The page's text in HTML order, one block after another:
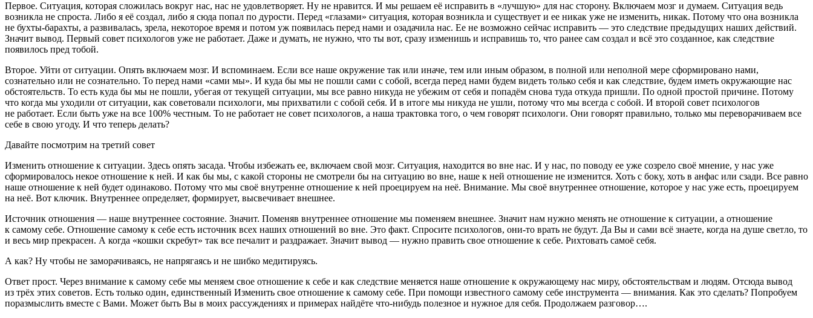
Первое. Ситуация, которая сложилась вокруг нас, нас не удовлетворяет. Ну не нравится. И мы решаем её исправить в «лучшую» для нас сторону. Включаем мозг и думаем. Ситуация ведь
возникла не спроста. Либо я её создал, либо я сюда попал по дурости. Перед «глазами» ситуация, которая возникла и существует и ее никак уже не изменить, никак. Потому что она возникла
не бухты-барахты, а развивалась, зрела, некоторое время и потом уж появилась перед нами и озадачила нас. Ее не возможно сейчас исправить — это следствие предыдущих наших действий.
Значит вывод. Первый совет психологов уже не работает. Даже и думать, не нужно, что ты вот, сразу изменишь и исправишь то, что ранее сам создал и всё это созданное, как следствие
появилось пред тобой.
Второе. Уйти от ситуации. Опять включаем мозг. И вспоминаем. Если все наше окружение так или иначе, тем или иным образом, в полной или неполной мере сформировано нами,
сознательно или не сознательно. То перед нами «сами мы». И куда бы мы не пошли сами с собой, всегда перед нами будем видеть только себя и как следствие, будем иметь окружающие нас
обстоятельств. То есть куда бы мы не пошли, убегая от текущей ситуации, мы все равно никуда не убежим от себя и попадём снова туда откуда пришли. По одной простой причине. Потому
что когда мы уходили от ситуации, как советовали психологи, мы прихватили с собой себя. И в итоге мы никуда не ушли, потому что мы всегда с собой. И второй совет психологов
не работает. Если быть уже на все 100% честным. То не работает не совет психологов, а наша трактовка того, о чем говорят психологи. Они говорят правильно, только мы переворачиваем все
себе в свою угоду. И что теперь делать?
Давайте посмотрим на третий совет
Изменить отношение к ситуации. Здесь опять засада. Чтобы избежать ее, включаем свой мозг. Ситуация, находится во вне нас. И у нас, по поводу ее уже созрело своё мнение, у нас уже
сформировалось некое отношение к ней. И как бы мы, с какой стороны не смотрели бы на ситуацию во вне, наше к ней отношение не изменится. Хоть с боку, хоть в анфас или сзади. Все равно
наше отношение к ней будет одинаково. Потому что мы своё внутренне отношение к ней проецируем на неё. Внимание. Мы своё внутреннее отношение, которое у нас уже есть, проецируем
на неё. Вот ключик. Внутреннее определяет, формирует, высвечивает внешнее.
Источник отношения — наше внутреннее состояние. Значит. Поменяв внутреннее отношение мы поменяем внешнее. Значит нам нужно менять не отношение к ситуации, а отношение
к самому себе. Отношение самому к себе есть источник всех наших отношений во вне. Это факт. Спросите психологов, они-то врать не будут. Да Вы и сами всё знаете, когда на душе светло, то
и весь мир прекрасен. А когда «кошки скребут» так все печалит и раздражает. Значит вывод — нужно править свое отношение к себе. Рихтовать самоё себя.
А как? Ну чтобы не заморачиваясь, не напрягаясь и не шибко медитируясь.
Ответ прост. Через внимание к самому себе мы меняем свое отношение к себе и как следствие меняется наше отношение к окружающему нас миру, обстоятельствам и людям. Отсюда вывод
из трёх этих советов. Есть только один, единственный Изменить свое отношение к самому себе. При помощи известного самому себе инструмента — внимания. Как это сделать? Попробуем
поразмыслить вместе с Вами. Может быть Вы в моих рассуждениях и примерах найдёте что-нибудь полезное и нужное для себя. Продолжаем разговор….